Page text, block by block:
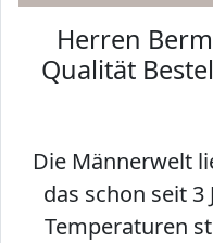
Herren
Qualität
Die Männerwelt
das schon seit 3
Temperaturen